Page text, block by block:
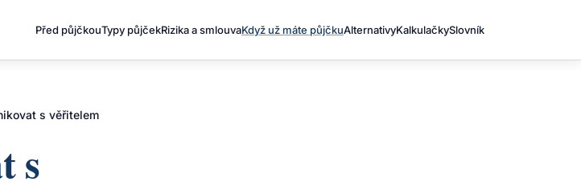
Před půjčkouTypy půjčekRizika a smlouvaKdyž už máte půjčkuAlternativyKalkulačkySlovník
s věřitelem
s